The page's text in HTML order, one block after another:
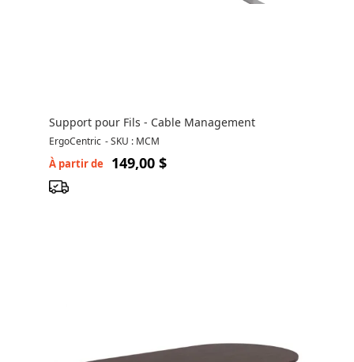
Support pour Fils - Cable Management
ErgoCentric -SKU : MCM
À partir de 149,00 $